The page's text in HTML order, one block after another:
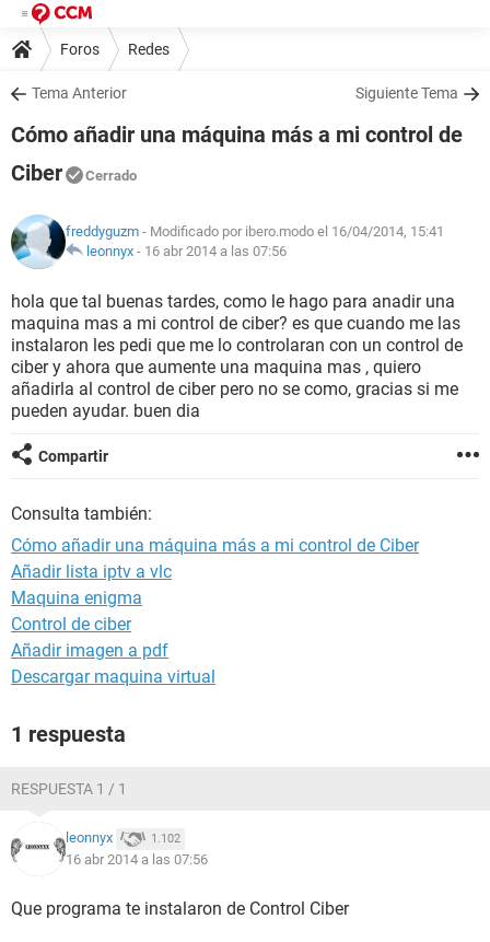
Foros Redes
Tema Anterior Siguiente Tema
Cómo añadir una máquina más a mi control de
Ciber
Cerrado
freddyguzm - Modificado por ibero.modo el 16/04/2014, 15:41
leonnyx - 16 abr 2014 a las 07:56
hola que tal buenas tardes, como le hago para anadir una
maquina mas a mi control de ciber? es que cuando me las
instalaron les pedi que me lo controlaran con un control de
ciber y ahora que aumente una maquina mas , quiero
añadirla al control de ciber pero no se como, gracias si me
pueden ayudar. buen dia
Compartir
Consulta también:
Cómo añadir una máquina más a mi control de Ciber
Añadir lista iptv a vlc
Maquina enigma
Control de ciber
Añadir imagen a pdf
Descargar maquina virtual
1 respuesta
RESPUESTA 1 / 1
leonnyx 1.102
16 abr 2014 a las 07:56
Que programa te instalaron de Control Ciber